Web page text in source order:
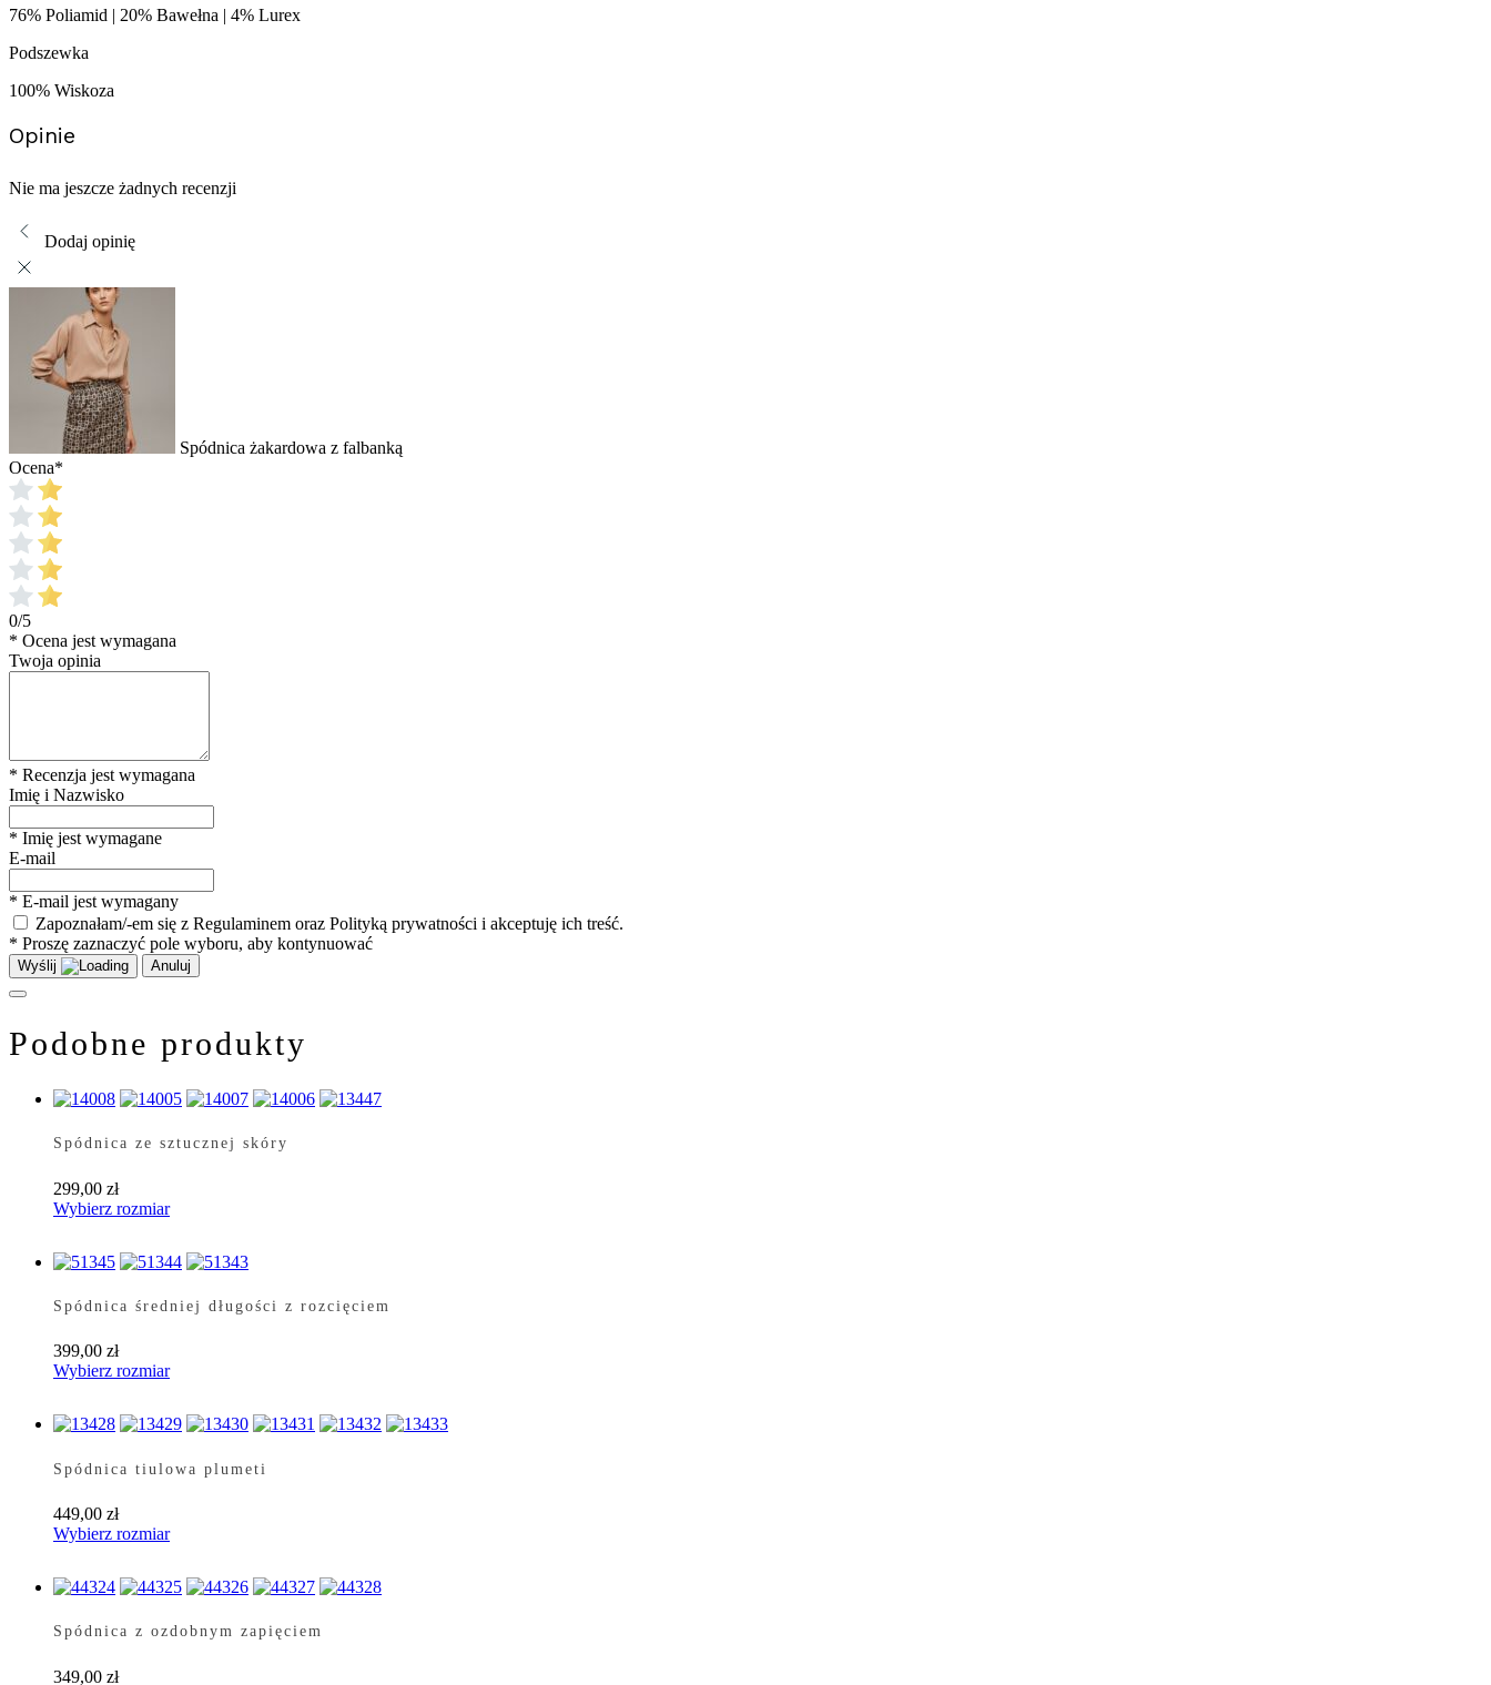
76% Poliamid | 20% Bawełna | 4% Lurex
Podszewka
100% Wiskoza
Opinie
Nie ma jeszcze żadnych recenzji
Dodaj opinię
Spódnica żakardowa z falbanką
Ocena*
0/5
* Ocena jest wymagana
Twoja opinia
* Recenzja jest wymagana
Imię i Nazwisko
* Imię jest wymagane
E-mail
* E-mail jest wymagany
Zapoznałam/-em się z Regulaminem oraz Polityką prywatności i akceptuję ich treść.
* Proszę zaznaczyć pole wyboru, aby kontynuować
Wyślij Anuluj
Podobne produkty
Spódnica ze sztucznej skóry
299,00 zł
Wybierz rozmiarTen
wiele
Opcje
na
Spódnica średniej długości z rozcięciem
399,00 zł
Wybierz rozmiarTen
wiele
Opcje
na
Spódnica tiulowa plumeti
449,00 zł
Wybierz rozmiarTen
wiele
Opcje
Spódnica z ozdobnym zapięciem
349,00 zł